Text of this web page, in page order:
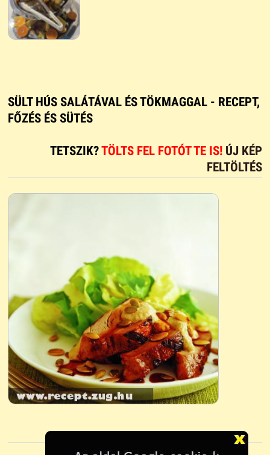
SÜLT HÚS SALÁTÁVAL ÉS TÖKMAGGAL - RECEPT,
FŐZÉS ÉS SÜTÉS
TETSZIK?TÖLTS FEL FOTÓT TE IS! ÚJ KÉP
FELTÖLTÉS